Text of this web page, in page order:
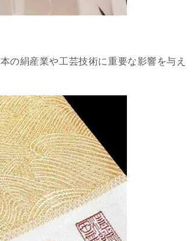
の絹産業や工芸技術に重要な影響を与え